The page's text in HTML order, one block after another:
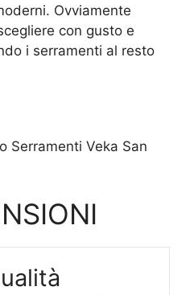
Ovviamente
con gusto e
i serramenti al resto
Serramenti Veka San